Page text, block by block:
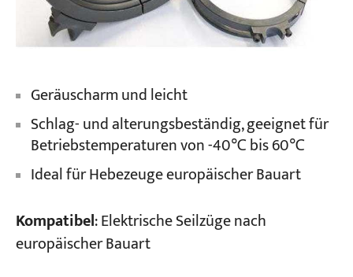
Geräuscharm und leicht
Schlag- und alterungsbeständig, geeignet für
Betriebstemperaturen von -40℃ bis 60℃
Ideal für Hebezeuge europäischer Bauart
Kompatibel: Elektrische Seilzüge nach
europäischer Bauart